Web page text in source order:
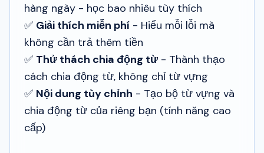
hàng ngày - học bao nhiêu tùy thích
✅ Giải thích miễn phí - Hiểu mỗi lỗi mà
không cần trả thêm tiền
✅ Thử thách chia động từ - Thành thạo
cách chia động từ, không chỉ từ vựng
✅ Nội dung tùy chỉnh - Tạo bộ từ vựng và
chia động từ của riêng bạn (tính năng cao
cấp)